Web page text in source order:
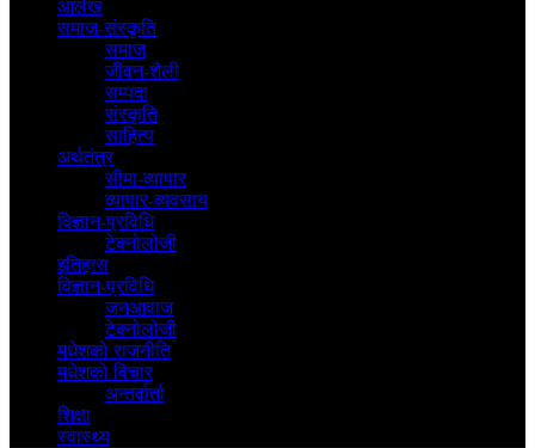
आलेख
समाज-संस्कृति
समाज
जीवन-शैली
सम्पदा
संस्कृति
साहित्य
अर्थतंत्र
सीमा-व्यापार
व्यापार-व्यवसाय
विज्ञान-प्रविधि
टेक्नोलोजी
इतिहास
विज्ञान-प्रविधि
जनआवाज
टेक्नोलोजी
मधेशकाे राजनीति
मधेशकाे विचार
अन्तर्वार्ता
शिक्षा
स्वास्थ्य